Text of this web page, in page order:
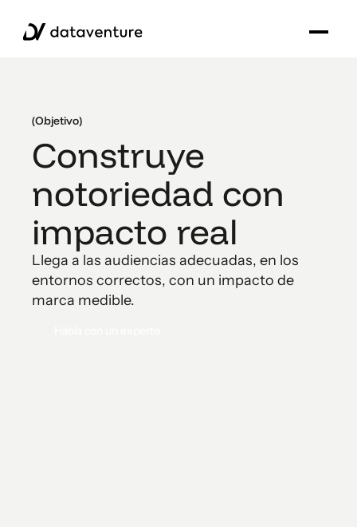
(Objetivo)
Construye
notoriedad con
impacto real
Llega a las audiencias adecuadas, en los
entornos correctos, con un impacto de
marca medible.